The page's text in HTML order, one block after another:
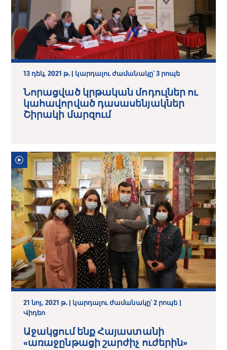
13 դեկ, 2021 թ. | կարդալու ժամանակը՝ 3 րոպե
Նորացված կրթական մոդուլներ ու
կահավորված դասասենյակներ
Շիրակի մարզում
21 նոյ, 2021 թ. | կարդալու ժամանակը՝ 2 րոպե |
Վիդեո
Աջակցում ենք Հայաստանի
«առաջընթացի շարժիչ ուժերին»